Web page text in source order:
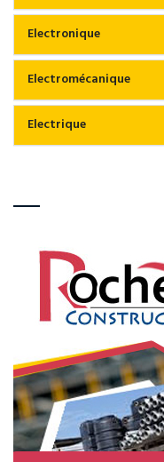
Electronique
Electromécanique
Electrique